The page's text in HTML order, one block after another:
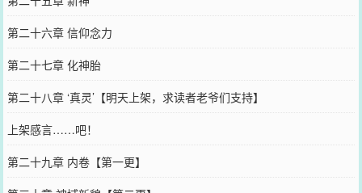
第二十六章 信仰念力
第二十七章 化神胎
第二十八章 ‘真灵’【明天上架，求读者老爷们支持】
上架感言……吧！
第二十九章 内卷【第一更】